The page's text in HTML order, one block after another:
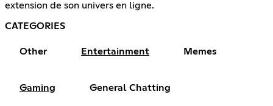
extension de son univers en ligne.
CATEGORIES
Other Entertainment Memes
Gaming General Chatting